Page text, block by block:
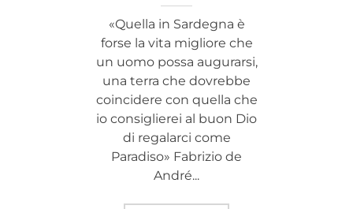
«Quella in Sardegna è
forse la vita migliore che
un uomo possa augurarsi,
una terra che dovrebbe
coincidere con quella che
io consiglierei al buon Dio
di regalarci come
Paradiso» Fabrizio de
André...